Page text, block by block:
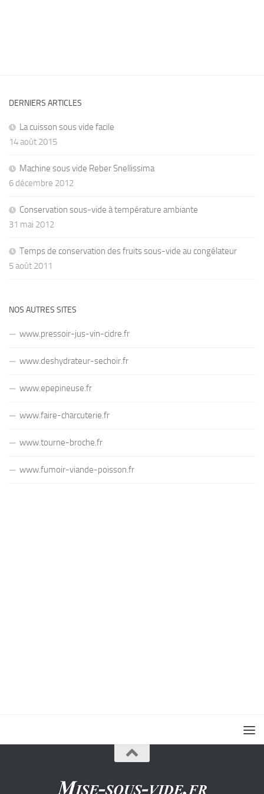
DERNIERS ARTICLES
La cuisson sous vide facile
14 août 2015
Machine sous vide Reber Snellissima
6 décembre 2012
Conservation sous-vide à température ambiante
31 mai 2012
Temps de conservation des fruits sous-vide au congélateur
5 août 2011
NOS AUTRES SITES
www.pressoir-jus-vin-cidre.fr
www.deshydrateur-sechoir.fr
www.epepineuse.fr
www.faire-charcuterie.fr
www.tourne-broche.fr
www.fumoir-viande-poisson.fr